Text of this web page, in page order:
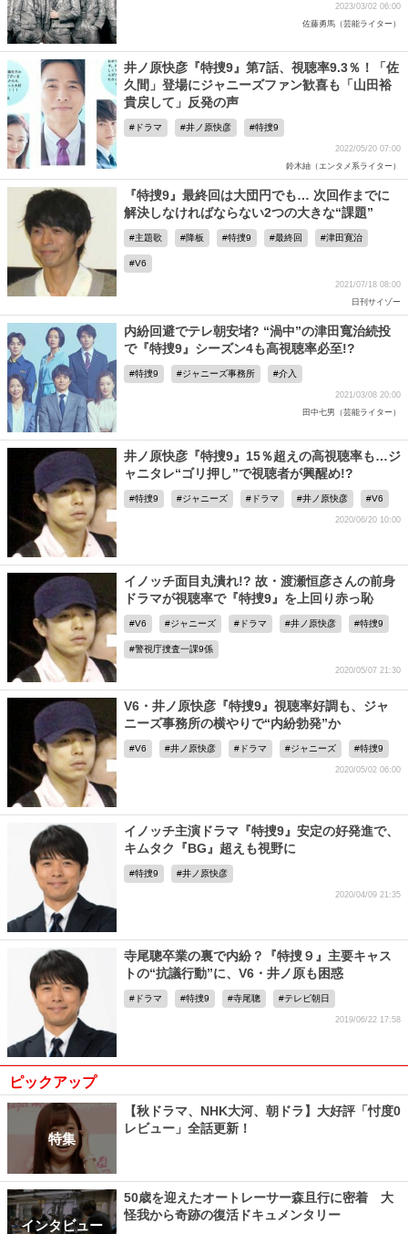
2023/03/02 06:00
佐藤勇馬（芸能ライター）
井ノ原快彦『特捜9』第7話、視聴率9.3％！「佐
久間」登場にジャニーズファン歓喜も「山田裕
貴戻して」反発の声
ドラマ 井ノ原快彦 特捜9
2022/05/20 07:00
鈴木紬（エンタメ系ライター）
『特捜9』最終回は大団円でも… 次回作までに
解決しなければならない2つの大きな“課題”
主題歌 降板 特捜9 最終回 津田寛治
V6
2021/07/18 08:00
日刊サイゾー
内紛回避でテレ朝安堵? “渦中”の津田寬治続投
で『特捜9』シーズン4も高視聴率必至!?
特捜9 ジャニーズ事務所 介入
2021/03/08 20:00
田中七男（芸能ライター）
井ノ原快彦『特捜9』15％超えの高視聴率も…ジ
ャニタレ“ゴリ押し”で視聴者が興醒め!?
特捜9 ジャニーズ ドラマ 井ノ原快彦 V6
2020/06/20 10:00
イノッチ面目丸潰れ!? 故・渡瀬恒彦さんの前身
ドラマが視聴率で『特捜9』を上回り赤っ恥
V6 ジャニーズ ドラマ 井ノ原快彦 特捜9
警視庁捜査一課9係
2020/05/07 21:30
V6・井ノ原快彦『特捜9』視聴率好調も、ジャ
ニーズ事務所の横やりで“内紛勃発”か
V6 井ノ原快彦 ドラマ ジャニーズ 特捜9
2020/05/02 06:00
イノッチ主演ドラマ『特捜9』安定の好発進で、
キムタク『BG』超えも視野に
特捜9 井ノ原快彦
2020/04/09 21:35
寺尾聰卒業の裏で内紛？『特捜９』主要キャス
トの“抗議行動”に、V6・井ノ原も困惑
ドラマ 特捜9 寺尾聰 テレビ朝日
2019/06/22 17:58
ピックアップ
特集
【秋ドラマ、NHK大河、朝ドラ】大好評「忖度0
レビュー」全話更新！
インタビュー
50歳を迎えたオートレーサー森且行に密着 大
怪我から奇跡の復活ドキュメンタリー